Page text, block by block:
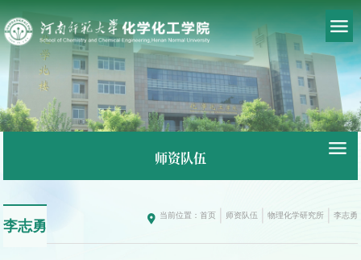
师资队伍
当前位置： 首页 师资队伍 物理化学研究所 李志勇
李志勇